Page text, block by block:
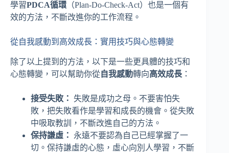
學習PDCA循環 （Plan-Do-Check-Act）也是一個有
效的方法，不斷改進你的工作流程。
從自我感動到高效成長：實用技巧與心態轉變
除了以上提到的方法，以下是一些更具體的技巧和
心態轉變，可以幫助你從自我感動轉向高效成長 ：
接受失敗： 失敗是成功之母。不要害怕失
敗，把失敗看作是學習和成長的機會。從失敗
中吸取教訓，不斷改進自己的方法。
保持謙虛：
永遠不要認為自己已經掌握了一
切。保持謙虛的心態，虛心向別人學習，不斷